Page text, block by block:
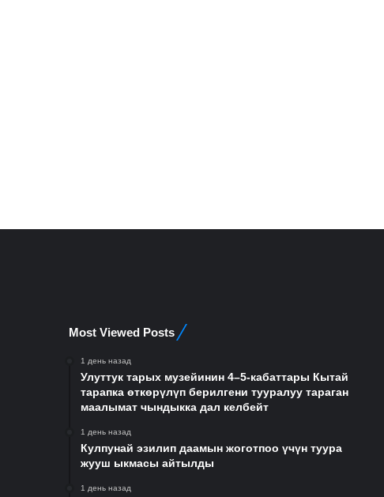
Most Viewed Posts
1 день назад
Улуттук тарых музейинин 4–5-кабаттары Кытай
тарапка өткөрүлүп берилгени тууралуу тараган
маалымат чындыкка дал келбейт
1 день назад
Кулпунай эзилип даамын жоготпоо үчүн туура
жууш ыкмасы айтылды
1 день назад